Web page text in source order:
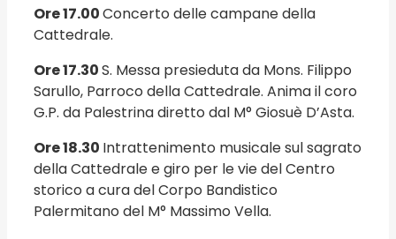
Ore 17.00Concerto delle campane della
Cattedrale.
Ore 17.30S. Messa presieduta da Mons. Filippo
Sarullo, Parroco della Cattedrale. Anima il coro
G.P. da Palestrina diretto dal M° Giosuè D’Asta.
Ore 18.30 Intrattenimento musicale sul sagrato
della Cattedrale e giro per le vie del Centro
storico a cura del Corpo Bandistico
Palermitano del M° Massimo Vella.